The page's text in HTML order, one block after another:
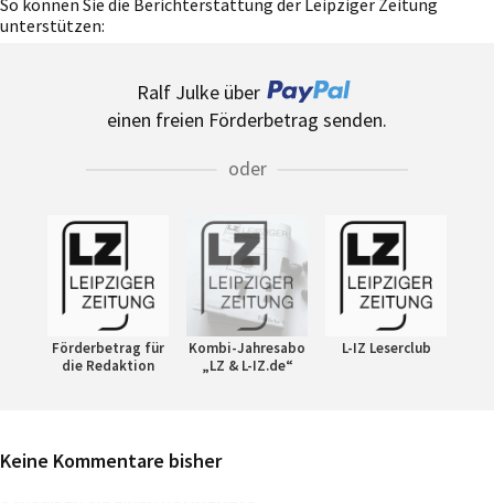
unterstützen:
Ralf Julke über
einen freien Förderbetrag senden.
oder
Förderbetrag für
die Redaktion
Kombi-Jahresabo
„LZ & L-IZ.de“
L-IZ Leserclub
Keine Kommentare bisher